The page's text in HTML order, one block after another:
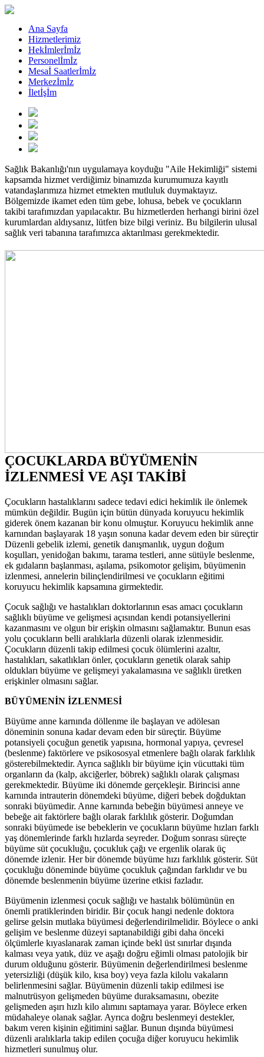
Ana Sayfa
Hizmetlerimiz
Hekİmlerİmİz
Personelİmİz
Mesaİ Saatlerİmİz
Merkezİmİz
İletİşİm
Sağlık Bakanlığı'nın uygulamaya koyduğu "Aile Hekimliği" sistemi
kapsamda hizmet verdiğimiz binamızda kurumumuza kayıtlı
vatandaşlarımıza hizmet etmekten mutluluk duymaktayız.
Bölgemizde ikamet eden tüm gebe, lohusa, bebek ve çocukların
takibi tarafımızdan yapılacaktır. Bu hizmetlerden herhangi birini özel
kurumlardan aldıysanız, lütfen bize bilgi veriniz. Bu bilgilerin ulusal
sağlık veri tabanına tarafımızca aktarılması gerekmektedir.
ÇOCUKLARDA BÜYÜMENİN
İZLENMESİ VE AŞI TAKİBİ
Çocukların hastalıklarını sadece tedavi edici hekimlik ile önlemek
mümkün değildir. Bugün için bütün dünyada koruyucu hekimlik
giderek önem kazanan bir konu olmuştur. Koruyucu hekimlik anne
karnından başlayarak 18 yaşın sonuna kadar devem eden bir süreçtir
Düzenli gebelik izlemi, genetik danışmanlık, uygun doğum
koşulları, yenidoğan bakımı, tarama testleri, anne sütüyle beslenme,
ek gıdaların başlanması, aşılama, psikomotor gelişim, büyümenin
izlenmesi, annelerin bilinçlendirilmesi ve çocukların eğitimi
koruyucu hekimlik kapsamına girmektedir.
Çocuk sağlığı ve hastalıkları doktorlarının esas amacı çocukların
sağlıklı büyüme ve gelişmesi açısından kendi potansiyellerini
kazanmasını ve olgun bir erişkin olmasını sağlamaktır. Bunun esas
yolu çocukların belli aralıklarla düzenli olarak izlenmesidir.
Çocukların düzenli takip edilmesi çocuk ölümlerini azaltır,
hastalıkları, sakatlıkları önler, çocukların genetik olarak sahip
oldukları büyüme ve gelişmeyi yakalamasına ve sağlıklı üretken
erişkinler olmasını sağlar.
BÜYÜMENİN İZLENMESİ
Büyüme anne karnında döllenme ile başlayan ve adölesan
döneminin sonuna kadar devam eden bir süreçtir. Büyüme
potansiyeli çocuğun genetik yapısına, hormonal yapıya, çevresel
(beslenme) faktörlere ve psikososyal etmenlere bağlı olarak farklılık
gösterebilmektedir. Ayrıca sağlıklı bir büyüme için vücuttaki tüm
organların da (kalp, akciğerler, böbrek) sağlıklı olarak çalışması
gerekmektedir. Büyüme iki dönemde gerçekleşir. Birincisi anne
karnında intrauterin dönemdeki büyüme, diğeri bebek doğduktan
sonraki büyümedir. Anne karnında bebeğin büyümesi anneye ve
bebeğe ait faktörlere bağlı olarak farklılık gösterir. Doğumdan
sonraki büyümede ise bebeklerin ve çocukların büyüme hızları farklı
yaş dönemlerinde farklı hızlarda seyreder. Doğum sonrası süreçte
büyüme süt çocukluğu, çocukluk çağı ve ergenlik olarak üç
dönemde izlenir. Her bir dönemde büyüme hızı farklılık gösterir. Süt
çocukluğu döneminde büyüme çocukluk çağından farklıdır ve bu
dönemde beslenmenin büyüme üzerine etkisi fazladır.
Büyümenin izlenmesi çocuk sağlığı ve hastalık bölümünün en
önemli pratiklerinden biridir. Bir çocuk hangi nedenle doktora
gelirse gelsin mutlaka büyümesi değerlendirilmelidir. Böylece o anki
gelişim ve beslenme düzeyi saptanabildiği gibi daha önceki
ölçümlerle kıyaslanarak zaman içinde bekl üst sınırlar dışında
kalması veya yatık, düz ve aşağı doğru eğimli olması patolojik bir
durum olduğunu gösterir. Büyümenin değerlendirilmesi beslenme
yetersizliği (düşük kilo, kısa boy) veya fazla kilolu vakaların
belirlenmesini sağlar. Büyümenin düzenli takip edilmesi ise
malnutrüsyon gelişmeden büyüme duraksamasını, obezite
gelişmeden aşırı hızlı kilo alımını saptamaya yarar. Böylece erken
müdahaleye olanak sağlar. Ayrıca doğru beslenmeyi destekler,
bakım veren kişinin eğitimini sağlar. Bunun dışında büyümesi
düzenli aralıklarla takip edilen çocuğa diğer koruyucu hekimlik
hizmetleri sunulmuş olur.